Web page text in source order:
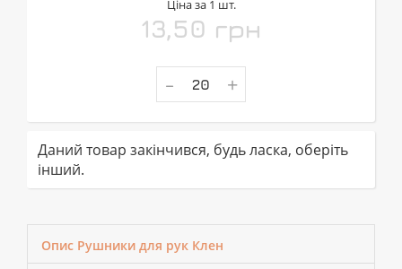
Ціна за 1 шт.
13,50 грн
- +
Даний товар закінчився, будь ласка, оберіть
інший.
Опис Рушники для рук Клен